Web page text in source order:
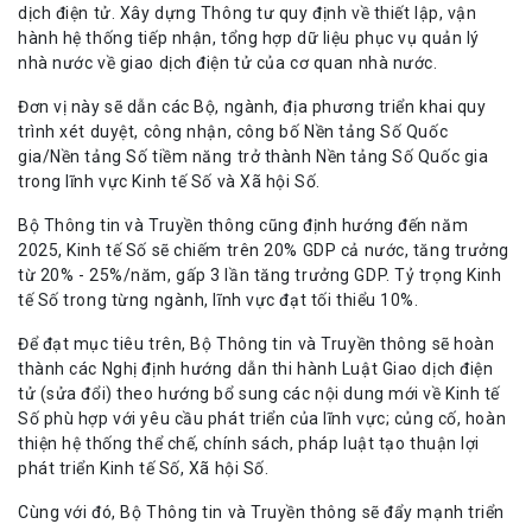
dịch điện tử. Xây dựng Thông tư quy định về thiết lập, vận
hành hệ thống tiếp nhận, tổng hợp dữ liệu phục vụ quản lý
nhà nước về giao dịch điện tử của cơ quan nhà nước.
Đơn vị này sẽ dẫn các Bộ, ngành, địa phương triển khai quy
trình xét duyệt, công nhận, công bố Nền tảng Số Quốc
gia/Nền tảng Số tiềm năng trở thành Nền tảng Số Quốc gia
trong lĩnh vực Kinh tế Số và Xã hội Số.
Bộ Thông tin và Truyền thông cũng định hướng đến năm
2025, Kinh tế Số sẽ chiếm trên 20% GDP cả nước, tăng trưởng
từ 20% - 25%/năm, gấp 3 lần tăng trưởng GDP. Tỷ trọng Kinh
tế Số trong từng ngành, lĩnh vực đạt tối thiểu 10%.
Để đạt mục tiêu trên, Bộ Thông tin và Truyền thông sẽ hoàn
thành các Nghị định hướng dẫn thi hành Luật Giao dịch điện
tử (sửa đổi) theo hướng bổ sung các nội dung mới về Kinh tế
Số phù hợp với yêu cầu phát triển của lĩnh vực; củng cố, hoàn
thiện hệ thống thể chế, chính sách, pháp luật tạo thuận lợi
phát triển Kinh tế Số, Xã hội Số.
Cùng với đó, Bộ Thông tin và Truyền thông sẽ đẩy mạnh triển